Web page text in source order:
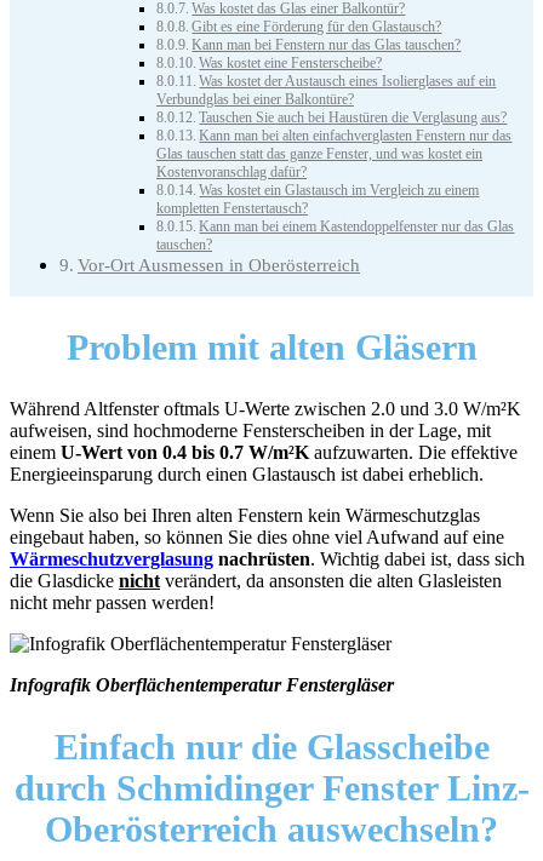
Was kostet das Glas einer Balkontür?
Gibt es eine Förderung für den Glastausch?
Kann man bei Fenstern nur das Glas tauschen?
Was kostet eine Fensterscheibe?
Was kostet der Austausch eines Isolierglases auf ein
Verbundglas bei einer Balkontüre?
Tauschen Sie auch bei Haustüren die Verglasung aus?
Kann man bei alten einfachverglasten Fenstern nur das
Glas tauschen statt das ganze Fenster, und was kostet ein
Kostenvoranschlag dafür?
Was kostet ein Glastausch im Vergleich zu einem
kompletten Fenstertausch?
Kann man bei einem Kastendoppelfenster nur das Glas
tauschen?
Vor-Ort Ausmessen in Oberösterreich
Problem mit alten Gläsern
Während Altfenster oftmals U-Werte zwischen 2.0 und 3.0 W/m²K
aufweisen, sind hochmoderne Fensterscheiben in der Lage, mit
einem U-Wert von 0.4 bis 0.7 W/m²K aufzuwarten. Die effektive
Energieeinsparung durch einen Glastausch ist dabei erheblich.
Wenn Sie also bei Ihren alten Fenstern kein Wärmeschutzglas
eingebaut haben, so können Sie dies ohne viel Aufwand auf eine
Wärmeschutzverglasung nachrüsten. Wichtig dabei ist, dass sich
die Glasdicke nicht verändert, da ansonsten die alten Glasleisten
nicht mehr passen werden!
Infografik Oberflächentemperatur Fenstergläser
Einfach nur die Glasscheibe
durch Schmidinger Fenster Linz-
Oberösterreich auswechseln?